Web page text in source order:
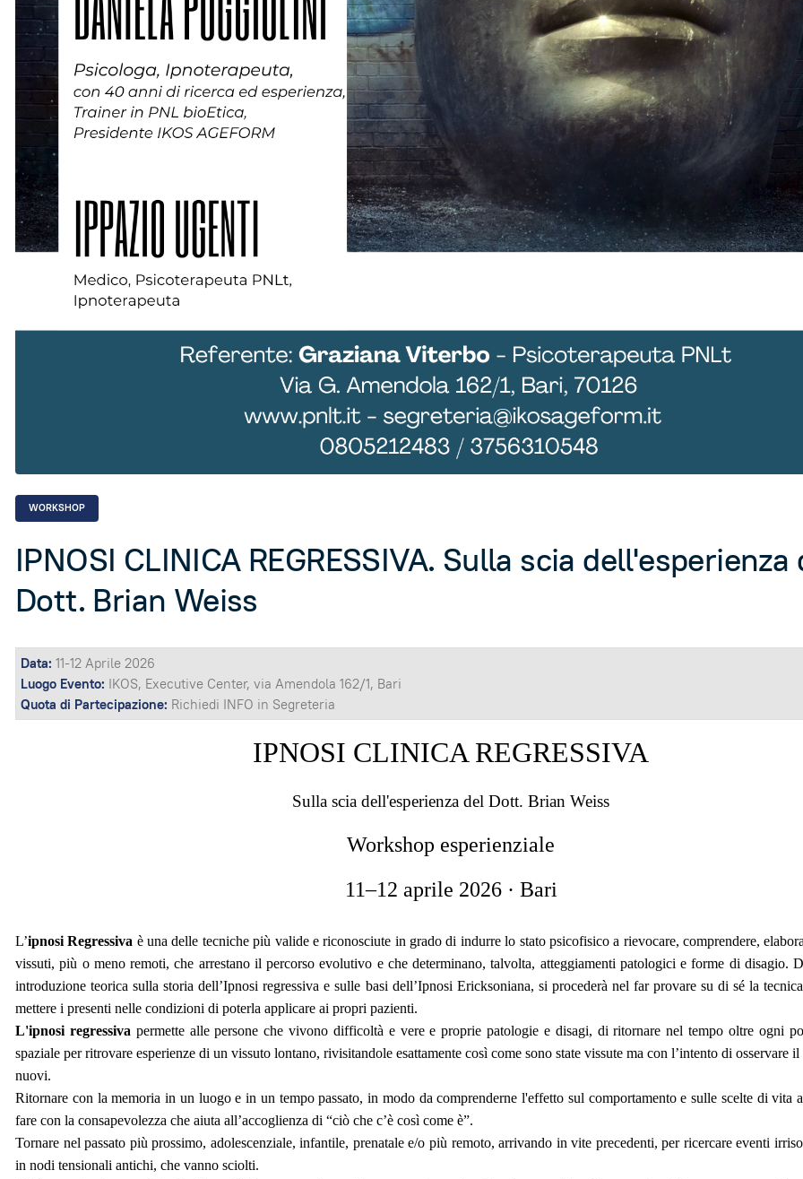
WORKSHOP
IPNOSI CLINICA REGRESSIVA. Sulla scia dell'esperienza
Dott. Brian Weiss
Data: 11-12 Aprile 2026
Luogo Evento: IKOS, Executive Center, via Amendola 162/1, Bari
Quota di Partecipazione: Richiedi INFO in Segreteria
IPNOSI CLINICA REGRESSIVA
Sulla scia dell'esperienza del Dott. Brian Weiss
Workshop esperienziale
11–12 aprile 2026 · Bari
L’ipnosi Regressiva è una delle tecniche più valide e riconosciute in grado di indurre lo stato psicofisico a rievocare, comprendere,
vissuti, più o meno remoti, che arrestano il percorso evolutivo e che determinano, talvolta, atteggiamenti patologici e forme di disagio.
introduzione teorica sulla storia dell’Ipnosi regressiva e sulle basi dell’Ipnosi Ericksoniana, si procederà nel far provare su di sé la
mettere i presenti nelle condizioni di poterla applicare ai propri pazienti.
L'ipnosi regressiva permette alle persone che vivono difficoltà e vere e proprie patologie e disagi, di ritornare nel tempo oltre ogni
spaziale per ritrovare esperienze di un vissuto lontano, rivisitandole esattamente così come sono state vissute ma con l’intento di osservare
nuovi.
Ritornare con la memoria in un luogo e in un tempo passato, in modo da comprenderne l'effetto sul comportamento e sulle scelte di vita
fare con la consapevolezza che aiuta all’accoglienza di “ciò che c’è così come è”.
Tornare nel passato più prossimo, adolescenziale, infantile, prenatale e/o più remoto, arrivando in vite precedenti, per ricercare eventi
in nodi tensionali antichi, che vanno sciolti.